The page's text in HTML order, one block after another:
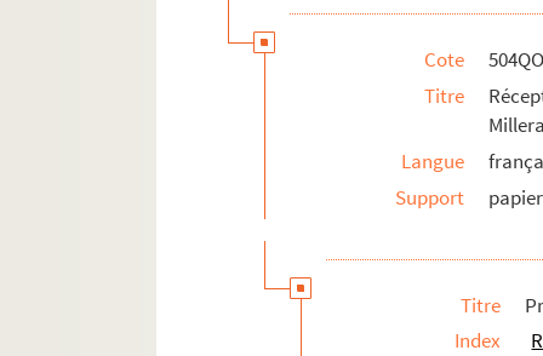
Cote
Titre
Langue
Support
papier
Titre
Index